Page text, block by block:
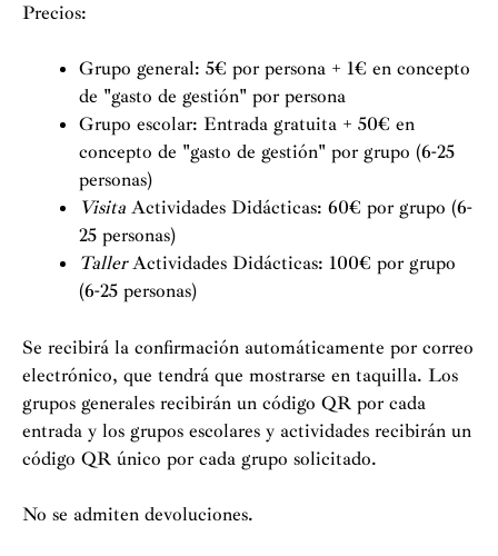
Precios:
Grupo general: 5€ por persona + 1€ en concepto
de "gasto de gestión" por persona
Grupo escolar: Entrada gratuita + 50€ en
concepto de "gasto de gestión" por grupo (6-25
personas)
Visita Actividades Didácticas: 60€ por grupo (6-
25 personas)
TallerActividades Didácticas: 100€ por grupo
(6-25 personas)
Se recibirá la confirmación automáticamente por correo
electrónico, que tendrá que mostrarse en taquilla. Los
grupos generales recibirán un código QR por cada
entrada y los grupos escolares y actividades recibirán un
código QR único por cada grupo solicitado.
No se admiten devoluciones.